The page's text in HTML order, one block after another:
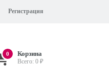
Регистрация
0 Корзина
Всего:0 ₽